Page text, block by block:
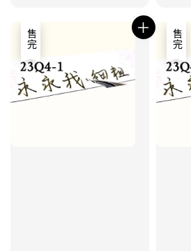
售完 售完